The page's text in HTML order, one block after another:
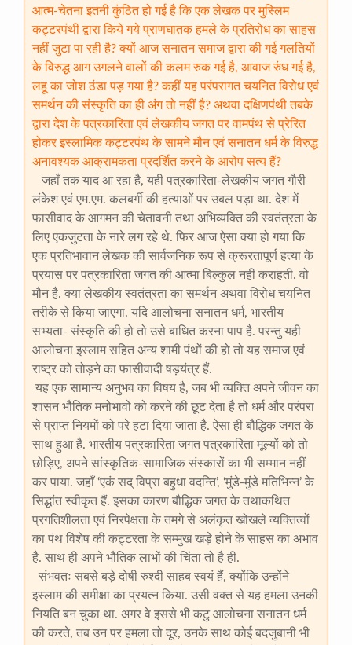
आत्म-चेतना इतनी कुंठित हो गई है कि एक लेखक पर मुस्लिम
कट्टरपंथी द्वारा किये गये प्राणघातक हमले के प्रतिरोध का साहस
नहीं जुटा पा रही है? क्यों आज सनातन समाज द्वारा की गई गलतियों
के विरुद्ध आग उगलने वालों की कलम रुक गई है, आवाज रुंध गई है,
लहू का जोश ठंडा पड़ गया है? कहीं यह परंपरागत चयनित विरोध एवं
समर्थन की संस्कृति का ही अंग तो नहीं है? अथवा दक्षिणपंथी तबके
द्वारा देश के पत्रकारिता एवं लेखकीय जगत पर वामपंथ से प्रेरित
होकर इस्लामिक कट्टरपंथ के सामने मौन एवं सनातन धर्म के विरुद्ध
अनावश्यक आक्रामकता प्रदर्शित करने के आरोप सत्य हैं?
जहाँ तक याद आ रहा है, यही पत्रकारिता-लेखकीय जगत गौरी
लंकेश एवं एम.एम. कलबर्गी की हत्याओं पर उबल पड़ा था. देश में
फासीवाद के आगमन की चेतावनी तथा अभिव्यक्ति की स्वतंत्रता के
लिए एकजुटता के नारे लग रहे थे. फिर आज ऐसा क्या हो गया कि
एक प्रतिभावान लेखक की सार्वजनिक रूप से क्रूरतापूर्ण हत्या के
प्रयास पर पत्रकारिता जगत की आत्मा बिल्कुल नहीं कराहती. वो
मौन है. क्या लेखकीय स्वतंत्रता का समर्थन अथवा विरोध चयनित
तरीके से किया जाएगा. यदि आलोचना सनातन धर्म, भारतीय
सभ्यता- संस्कृति की हो तो उसे बाधित करना पाप है. परन्तु यही
आलोचना इस्लाम सहित अन्य शामी पंथों की हो तो यह समाज एवं
राष्ट्र को तोड़ने का फासीवादी षड़यंत्र हैं.
यह एक सामान्य अनुभव का विषय है, जब भी व्यक्ति अपने जीवन का
शासन भौतिक मनोभावों को करने की छूट देता है तो धर्म और परंपरा
से प्राप्त नियमों को परे हटा दिया जाता है. ऐसा ही बौद्धिक जगत के
साथ हुआ है. भारतीय पत्रकारिता जगत पत्रकारिता मूल्यों को तो
छोड़िए, अपने सांस्कृतिक-सामाजिक संस्कारों का भी सम्मान नहीं
कर पाया. जहाँ ‘एकं सद् विप्रा बहुधा वदन्ति’, ‘मुंडे-मुंडे मतिभिन्न’ के
सिद्धांत स्वीकृत हैं. इसका कारण बौद्धिक जगत के तथाकथित
प्रगतिशीलता एवं निरपेक्षता के तमगे से अलंकृत खोखले व्यक्तित्वों
का पंथ विशेष की कट्टरता के सम्मुख खड़े होने के साहस का अभाव
है. साथ ही अपने भौतिक लाभों की चिंता तो है ही.
संभवतः सबसे बड़े दोषी रुश्दी साहब स्वयं हैं, क्योंकि उन्होंने
इस्लाम की समीक्षा का प्रयत्न किया. उसी वक्त से यह हमला उनकी
नियति बन चुका था. अगर वे इससे भी कटु आलोचना सनातन धर्म
की करते, तब उन पर हमला तो दूर, उनके साथ कोई बदजुबानी भी